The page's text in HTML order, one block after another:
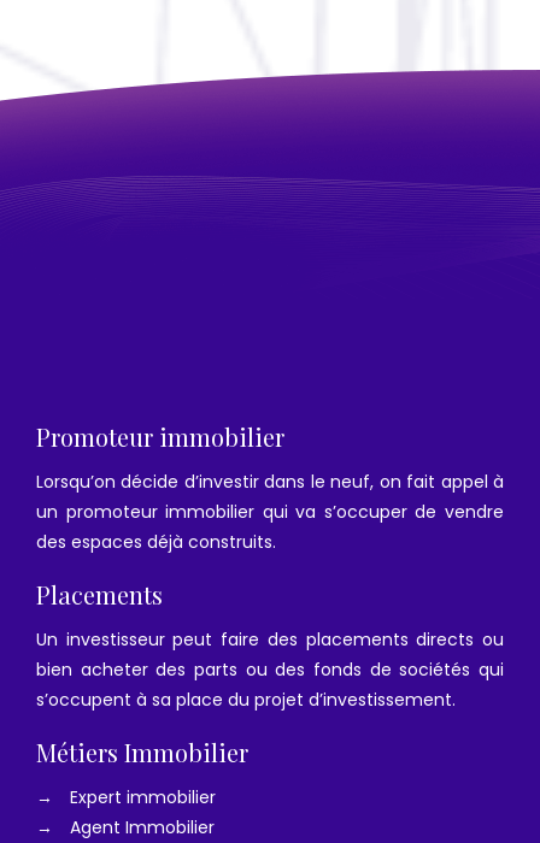
Promoteur immobilier
Lorsqu’on décide d’investir dans le neuf, on fait appel à
un promoteur immobilier qui va s’occuper de vendre
des espaces déjà construits.
Placements
Un investisseur peut faire des placements directs ou
bien acheter des parts ou des fonds de sociétés qui
s’occupent à sa place du projet d’investissement.
Métiers Immobilier
→
Expert immobilier
→
Agent Immobilier